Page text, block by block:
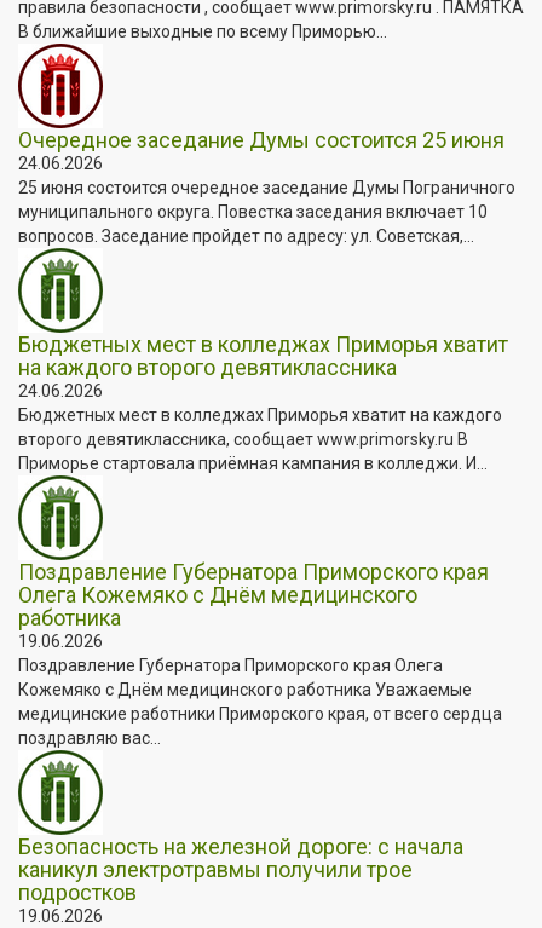
правила безопасности , сообщает www.primorsky.ru . ПАМЯТКА
В ближайшие выходные по всему Приморью...
Очередное заседание Думы состоится 25 июня
24.06.2026
25 июня состоится очередное заседание Думы Пограничного
муниципального округа. Повестка заседания включает 10
вопросов. Заседание пройдет по адресу: ул. Советская,...
Бюджетных мест в колледжах Приморья хватит
на каждого второго девятиклассника
24.06.2026
Бюджетных мест в колледжах Приморья хватит на каждого
второго девятиклассника, сообщает www.primorsky.ru В
Приморье стартовала приёмная кампания в колледжи. И...
Поздравление Губернатора Приморского края
Олега Кожемяко с Днём медицинского
работника
19.06.2026
Поздравление Губернатора Приморского края Олега
Кожемяко с Днём медицинского работника Уважаемые
медицинские работники Приморского края, от всего сердца
поздравляю вас...
Безопасность на железной дороге: с начала
каникул электротравмы получили трое
подростков
19.06.2026